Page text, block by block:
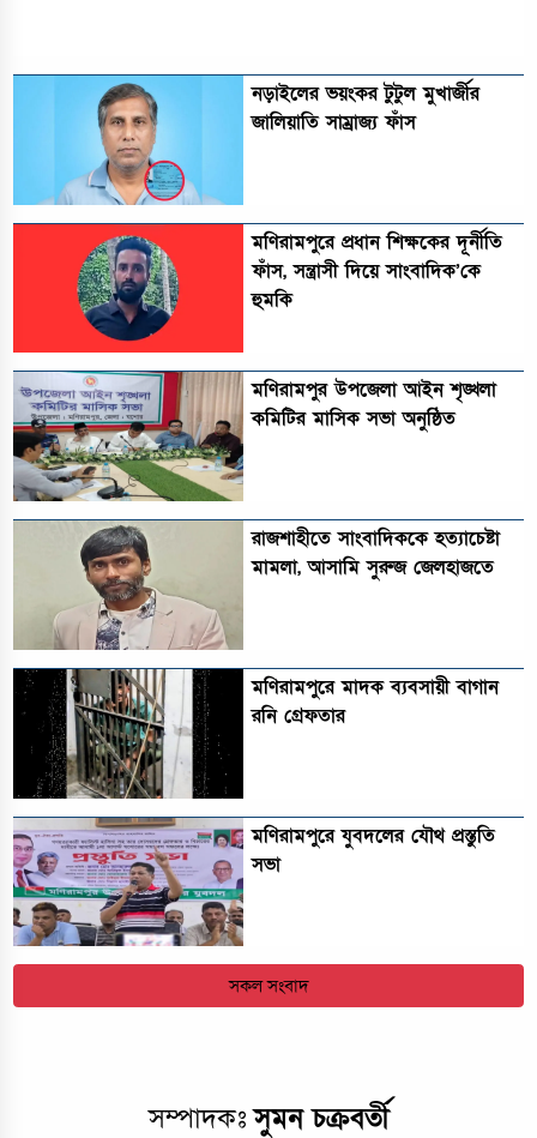
নড়াইলের ভয়ংকর টুটুল মুখার্জীর
জালিয়াতি সাম্রাজ্য ফাঁস
মণিরামপুরে প্রধান শিক্ষকের দূর্নীতি
ফাঁস, সন্ত্রাসী দিয়ে সাংবাদিক’কে
হুমকি
মণিরামপুর উপজেলা আইন শৃঙ্খলা
কমিটির মাসিক সভা অনুষ্ঠিত‎‎
রাজশাহীতে সাংবাদিককে হত্যাচেষ্টা
মামলা, আসামি সুরুজ জেলহাজতে
মণিরামপুরে মাদক ব্যবসায়ী বাগান
রনি গ্রেফতার
মণিরামপুরে যুবদলের যৌথ প্রস্তুতি
সভা
সকল সংবাদ
সম্পাদকঃসুমন চক্রবর্তী